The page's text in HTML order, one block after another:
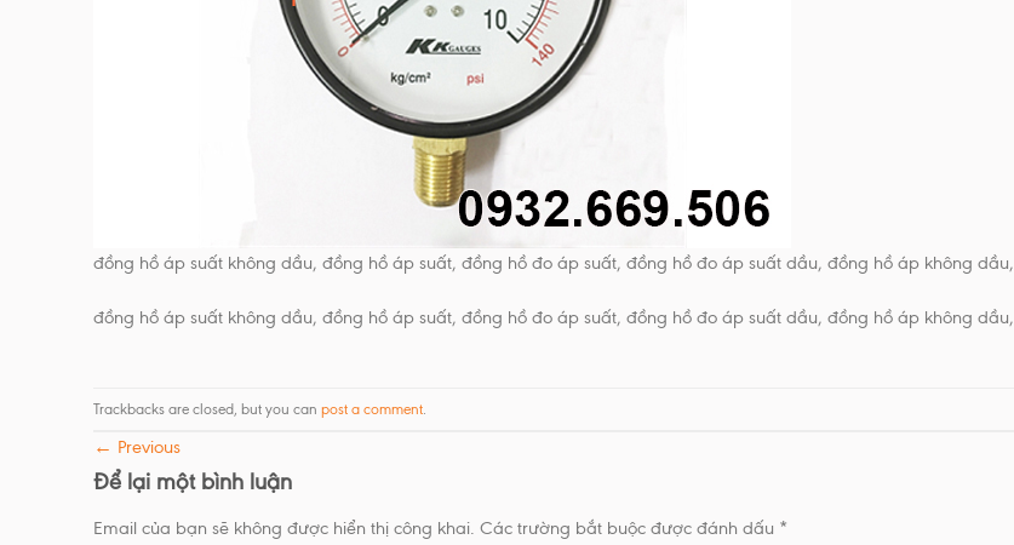
đồng hồ áp suất không dầu, đồng hồ áp suất, đồng hồ đo áp suất, đồng hồ đo áp suất dầu, đồng hồ áp không dầu,
đồng hồ áp suất không dầu, đồng hồ áp suất, đồng hồ đo áp suất, đồng hồ đo áp suất dầu, đồng hồ áp không dầu,
Trackbacks are closed, but you can post a comment
← Previous
Để lại một bình luận
Email của bạn sẽ không được hiển thị công khai. Các trường bắt buộc được đánh dấu *